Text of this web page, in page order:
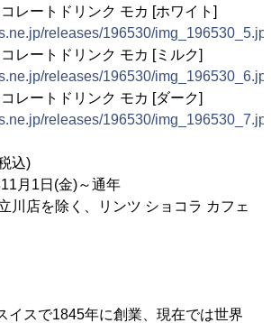
レートドリンク モカ [ホワイト]
releases/196530/
レートドリンク モカ [ミルク]
releases/196530/
レートドリンク モカ [ダーク]
releases/196530/
込)
月1日(金)～通年
川店を除く、リンツ ショコラ カフェ
イスで1845年に創業、現在では世界